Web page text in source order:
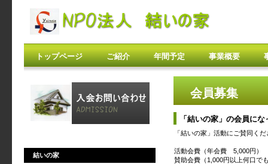
会員募集
「結いの家」の会員に
「結いの家」活動にご賛同く
活動会費（年会費 5,000円）
賛助会費（1,000円以上何口で
トップページ ご紹介 年間予定 事業概要
結いの家